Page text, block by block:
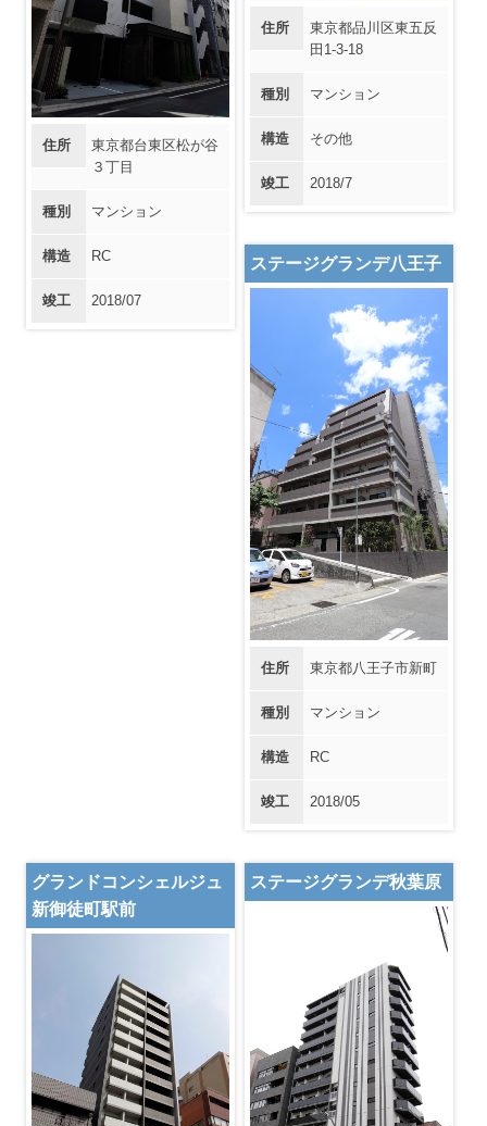
住所
東京都台東区松が谷
３丁目
種別 マンション
構造 RC
竣工 2018/07
住所
東京都品川区東五反
田1-3-18
種別 マンション
構造 その他
竣工 2018/7
ステージグランデ八王子
住所 東京都八王子市新町
種別 マンション
構造 RC
竣工 2018/05
グランドコンシェルジュ
新御徒町駅前
ステージグランデ秋葉原